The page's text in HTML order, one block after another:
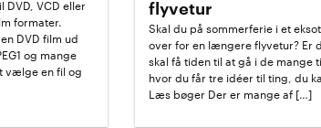
DVD, VCD eller
formater.
DVD film ud
og mange
vælge en fil og
flyvetur
Skal du på sommerferie i et
over for en længere flyvetur? Er
skal få tiden til at gå i de mange
hvor du får tre idéer til ting, du
Læs bøger Der er mange af […]